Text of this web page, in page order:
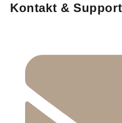
Kontakt & Support